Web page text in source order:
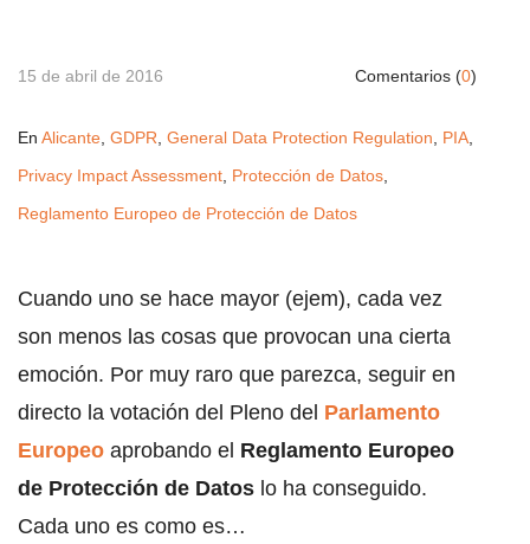
15 de abril de 2016 Comentarios (0)
En Alicante GDPR General Data Protection Regulation PIA
Privacy Impact Assessment Protección de Datos
Reglamento Europeo de Protección de Datos
Cuando uno se hace mayor (ejem), cada vez
son menos las cosas que provocan una cierta
emoción. Por muy raro que parezca, seguir en
directo la votación del Pleno del Parlamento
Europeo aprobando el Reglamento Europeo
de Protección de Datos lo ha conseguido.
Cada uno es como es…